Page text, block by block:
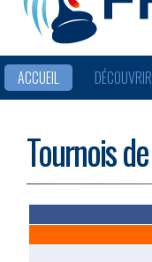
ACCUEIL DÉCOUVRIR
Tournois